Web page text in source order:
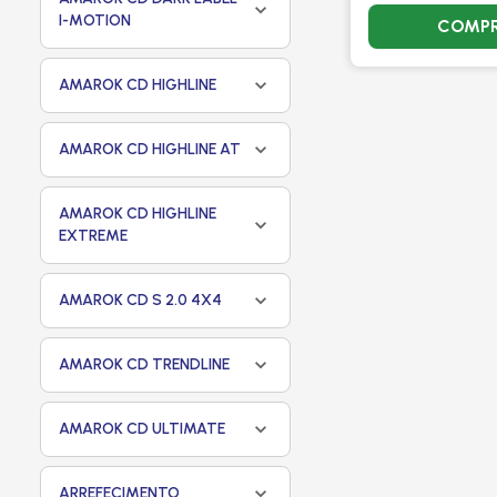
I-MOTION
AMAROK CD HIGHLINE
AMAROK CD HIGHLINE AT
AMAROK CD HIGHLINE
EXTREME
AMAROK CD S 2.0 4X4
AMAROK CD TRENDLINE
AMAROK CD ULTIMATE
ARREFECIMENTO